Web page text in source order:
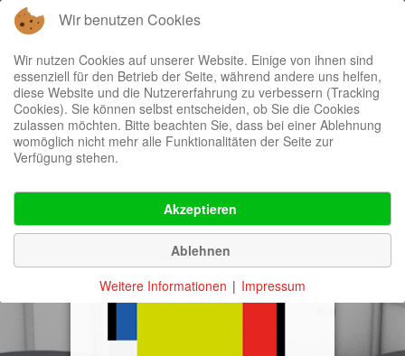
≡
Wir benutzen Cookies
Wir nutzen Cookies auf unserer Website. Einige von ihnen sind
essenziell für den Betrieb der Seite, während andere uns helfen,
diese Website und die Nutzererfahrung zu verbessern (Tracking
Cookies). Sie können selbst entscheiden, ob Sie die Cookies
zulassen möchten. Bitte beachten Sie, dass bei einer Ablehnung
womöglich nicht mehr alle Funktionalitäten der Seite zur
Verfügung stehen.
Akzeptieren
Ablehnen
Weitere Informationen | Impressum